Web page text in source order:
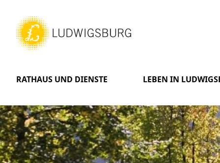
RATHAUS UND DIENSTE LEBEN IN